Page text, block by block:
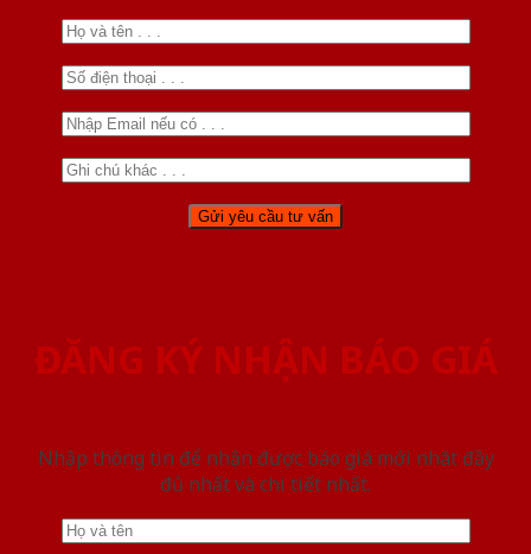
ĐĂNG KÝ NHẬN BÁO GIÁ
Nhập thông tin để nhận được báo giá mới nhât đầy
đủ nhất và chi tiết nhất.